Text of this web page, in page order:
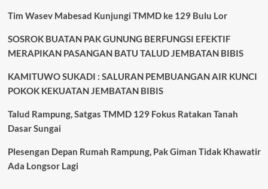
Tim Wasev Mabesad Kunjungi TMMD ke 129 Bulu Lor
SOSROK BUATAN PAK GUNUNG BERFUNGSI EFEKTIF
MERAPIKAN PASANGAN BATU TALUD JEMBATAN BIBIS
KAMITUWO SUKADI : SALURAN PEMBUANGAN AIR KUNCI
POKOK KEKUATAN JEMBATAN BIBIS
Talud Rampung, Satgas TMMD 129 Fokus Ratakan Tanah
Dasar Sungai
Plesengan Depan Rumah Rampung, Pak Giman Tidak Khawatir
Ada Longsor Lagi